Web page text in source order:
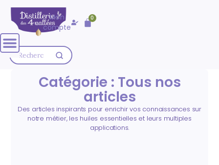
🚚 Livraison OFFERTE dès
d'achat
Mon
compte
0
Catégorie : Tous nos
articles
Des articles inspirants pour enrichir vos connaissances sur
notre métier, les huiles essentielles et leurs multiples
applications.